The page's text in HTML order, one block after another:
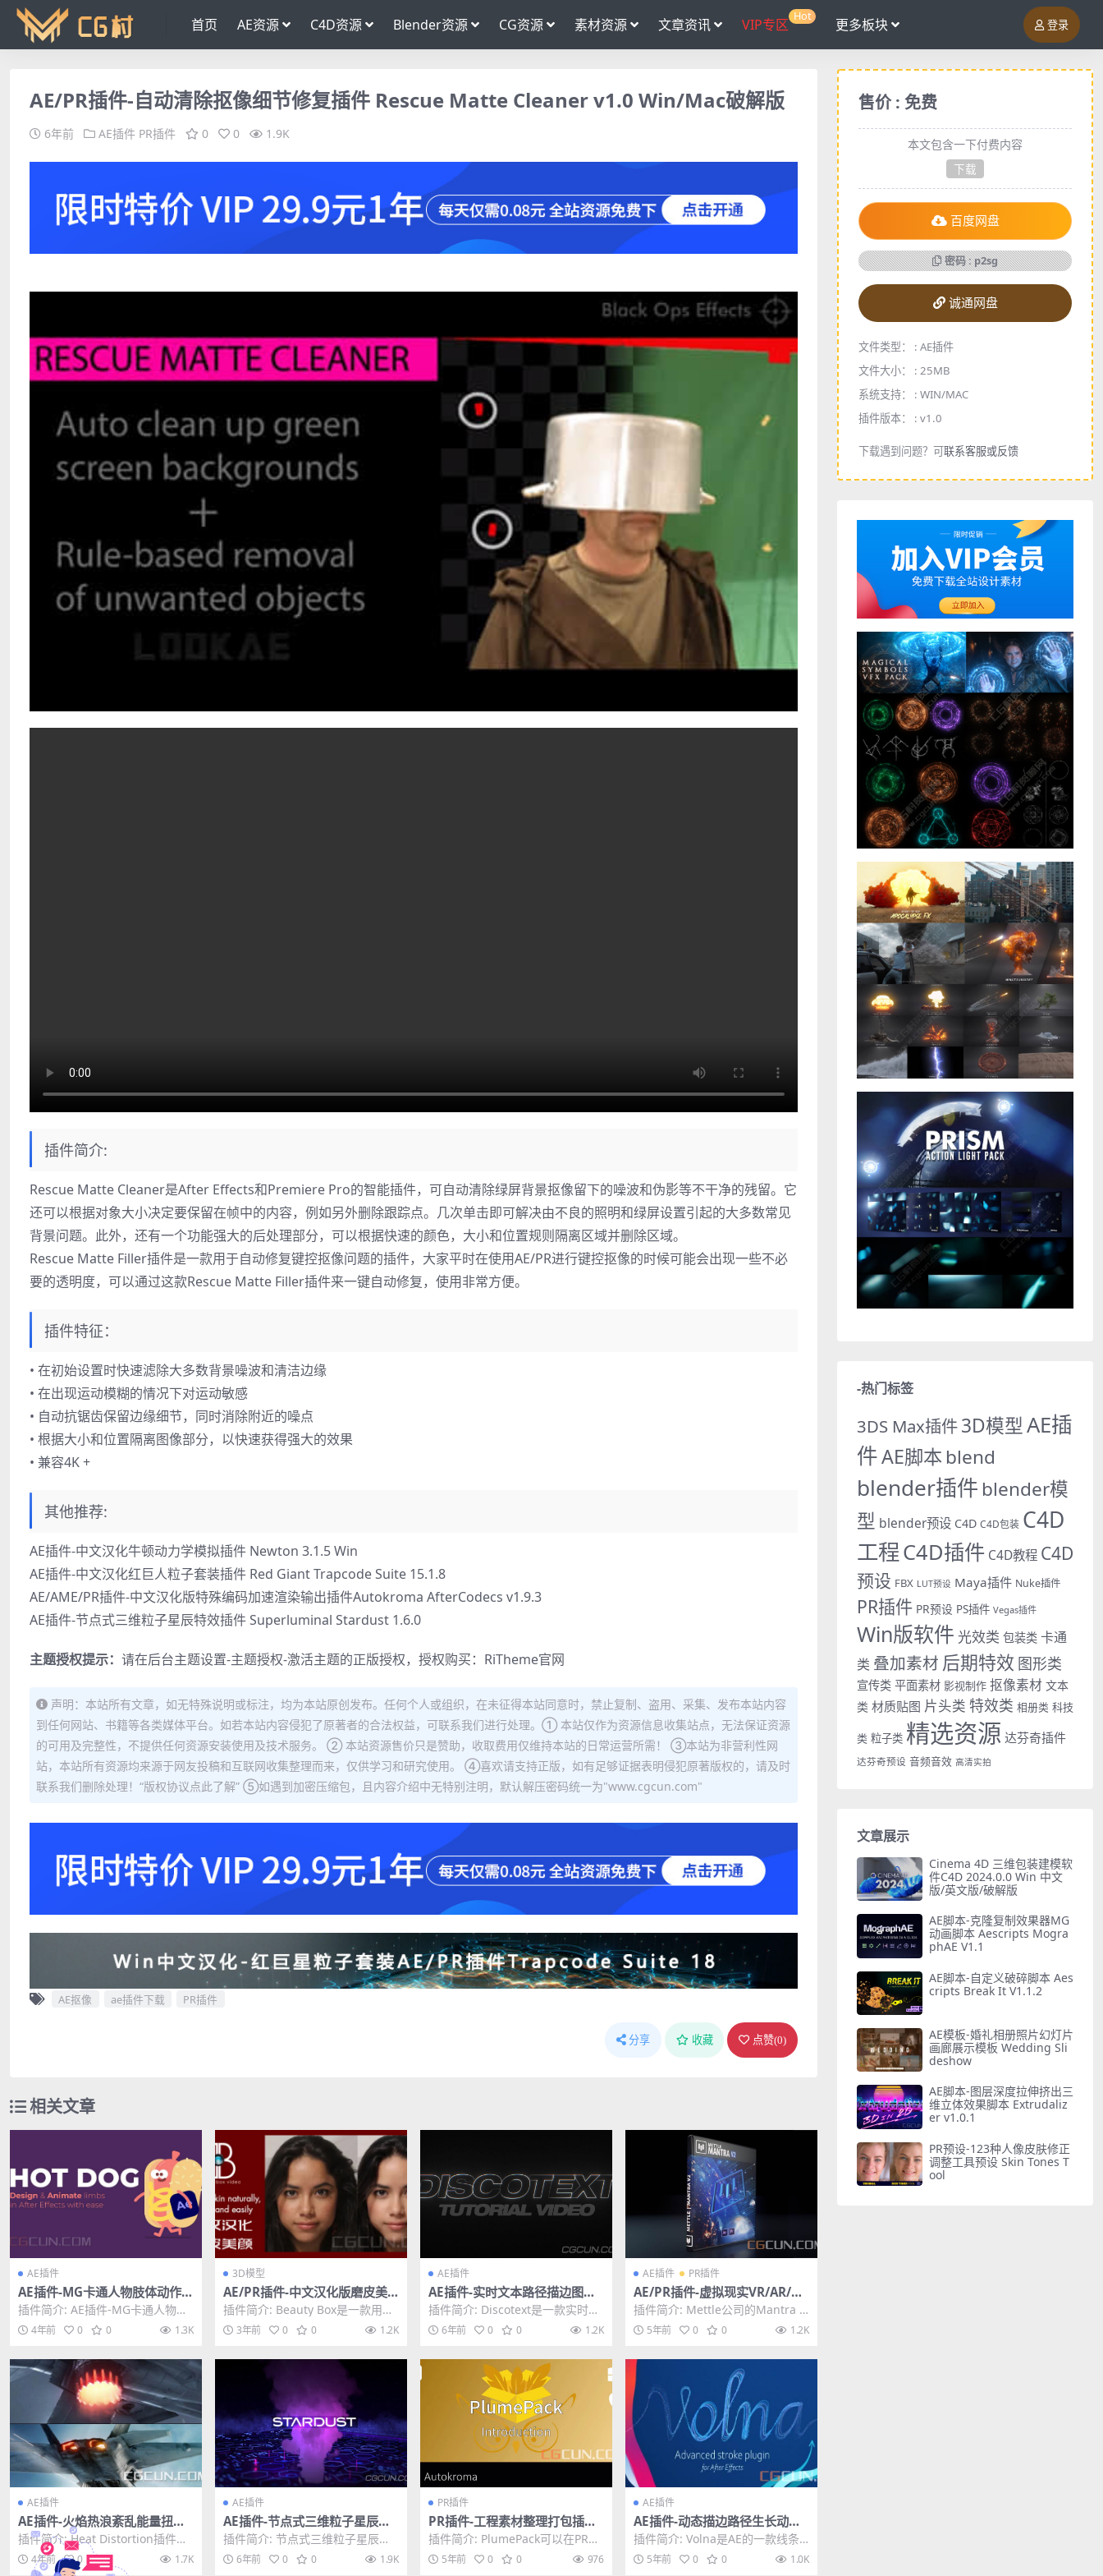
首页 AE资源 C4D资源 Blender资源 CG资源 素材资源 文章资讯 VIP专区 Hot 更多板块 登录
AE/PR插件-自动清除抠像细节修复插件 Rescue Matte Cleaner v1.0 Win/Mac破解版
6年前 AE插件 PR插件 0 0 1.9K
插件简介:
Rescue Matte Cleaner是After Effects和Premiere Pro的智能插件，可自动清除绿屏背景抠像留下的噪波和伪影等不干净的残留。它
还可以根据对象大小决定要保留在帧中的内容，例如另外删除跟踪点。几次单击即可解决由不良的照明和绿屏设置引起的大多数常见
背景问题。此外，还有一个功能强大的后处理部分，可以根据快速的颜色，大小和位置规则隔离区域并删除区域。
Rescue Matte Filler插件是一款用于自动修复键控抠像问题的插件，大家平时在使用AE/PR进行键控抠像的时候可能会出现一些不必
要的透明度，可以通过这款Rescue Matte Filler插件来一键自动修复，使用非常方便。
插件特征：
• 在初始设置时快速滤除大多数背景噪波和清洁边缘
• 在出现运动模糊的情况下对运动敏感
• 自动抗锯齿保留边缘细节，同时消除附近的噪点
• 根据大小和位置隔离图像部分，以快速获得强大的效果
• 兼容4K +
其他推荐:
AE插件-中文汉化牛顿动力学模拟插件 Newton 3.1.5 Win
AE插件-中文汉化红巨人粒子套装插件 Red Giant Trapcode Suite 15.1.8
AE/AME/PR插件-中文汉化版特殊编码加速渲染输出插件Autokroma AfterCodecs v1.9.3
AE插件-节点式三维粒子星辰特效插件 Superluminal Stardust 1.6.0
主题授权提示： 请在后台主题设置-主题授权-激活主题的正版授权，授权购买： RiTheme官网
声明：本站所有文章，如无特殊说明或标注，均为本站原创发布。任何个人或组织，在未征得本站同意时，禁止复制、盗用、采集、发布本站内容
到任何网站、书籍等各类媒体平台。如若本站内容侵犯了原著者的合法权益，可联系我们进行处理。① 本站仅作为资源信息收集站点，无法保证资源
的可用及完整性，不提供任何资源安装使用及技术服务。 ② 本站资源售价只是赞助，收取费用仅维持本站的日常运营所需！ ③本站为非营利性网
站，本站所有资源均来源于网友投稿和互联网收集整理而来，仅供学习和研究使用。 ④喜欢请支持正版，如有足够证据表明侵犯原著版权的，请及时
联系我们删除处理！“版权协议点此了解” ⑤如遇到加密压缩包，且内容介绍中无特别注明，默认解压密码统一为"www.cgcun.com"
AE抠像 ae插件下载 PR插件
分享 收藏 点赞(0)
相关文章
AE插件
AE插件-MG卡通人物肢体动作绑
定设计动画插件 HotDog v1.1.
4 Win/Mac
插件简介: AE插件-MG卡通人物肢
体动作绑定设计动画插件HotDog
可以在AE...
4年前 0 0 1.3K
3D模型
AE/PR插件-中文汉化版磨皮美
颜润肤人像插件 Beauty Box 5.
0.9 Win
插件简介: Beauty Box是一款用于
视频后期制作和修饰的插件，它的
主要功能...
3年前 0 0 1.2K
AE插件
AE插件-实时文本路径描边图层
修剪动画插件 Discotext v1.0
WIN破解版
插件简介: Discotext是一款实时文
本图层的修剪路径描边AE插件，我
们看过...
6年前 0 0 1.2K
AE插件 PR插件
AE/PR插件-虚拟现实VR/AR/全
景视觉特效插件 Mettle Mantr
a v2.22 Win/Mac
插件简介: Mettle公司的Mantra V
R拖放操作非常简单，所有模块都
有多...
5年前 0 0 1.2K
AE插件
AE插件-火焰热浪紊乱能量扭曲
变形插件 Video Copilot Heat
Distortion v1.0.32 Win/Mac
插件简介: Heat Distortion插件可
以模拟真实热浪效果，在很多特效
场...4年前 0 0 1.7K
AE插件
AE插件-节点式三维粒子星辰特
效插件 Superluminal Stardu
st 1.6.0 Win破解版
插件简介: 节点式三维粒子星辰特
效插件 Superluminal Stardus...
6年前 0 0 1.9K
PR插件
PR插件-工程素材整理打包插件
Aescripts PlumePack V1.1.2
插件简介: PlumePack可以在PR中
移除没有使用的素材、对时间线上
没用到的...
5年前 0 0 976
AE插件
AE插件-动态描边路径生长动画
插件 Aescripts Volna v1.3 Wi
n/Mac
插件简介: Volna是AE的一款线条
描边插件，可以制作箭头动画、大
小渐变线条、...
5年前 0 0 1.0K
售价 : 免费
本文包含一下付费内容
下载
百度网盘
密码 : p2sg
诚通网盘
文件类型： : AE插件
文件大小： : 25MB
系统支持： : WIN/MAC
插件版本： : v1.0
下载遇到问题？可联系客服或反馈
-热门标签
3DS Max插件3D模型AE插
件AE脚本 blend
blender插件 blender模
型 blender预设 C4D C4D包装 C4D
工程C4D插件 C4D教程 C4D
预设 FBX LUT预设 Maya插件 Nuke插件
PR插件 PR预设 PS插件 Vegas插件
Win版软件 光效类 包装类 卡通
类 叠加素材 后期特效 图形类
宣传类 平面素材 影视制作 抠像素材 文本
类 材质贴图 片头类 特效类 相册类 科技
类 粒子类 精选资源 达芬奇插件
达芬奇预设 音频音效 高清实拍
文章展示
Cinema 4D 三维包装建模软
件C4D 2024.0.0 Win 中文
版/英文版/破解版
AE脚本-克隆复制效果器MG
动画脚本 Aescripts Mogra
phAE V1.1
AE脚本-自定义破碎脚本 Aes
cripts Break It V1.1.2
AE模板-婚礼相册照片幻灯片
画廊展示模板 Wedding Sli
deshow
AE脚本-图层深度拉伸挤出三
维立体效果脚本 Extrudaliz
er v1.0.1
PR预设-123种人像皮肤修正
调整工具预设 Skin Tones T
ool